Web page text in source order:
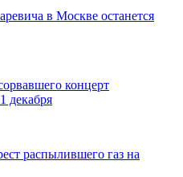
в Москве останется
концерт
декабря
распылившего газ на